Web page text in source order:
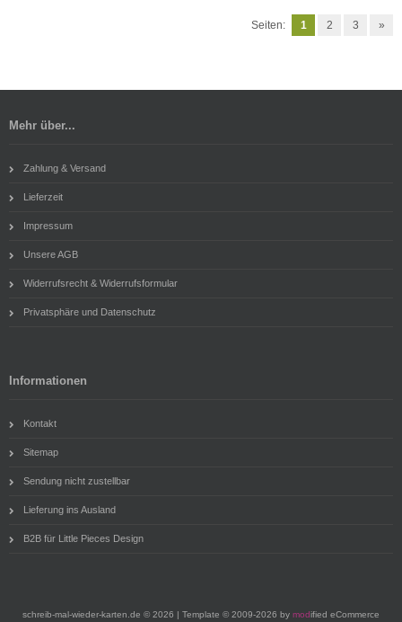
Seiten: 1 2 3 »
Mehr über...
Zahlung & Versand
Lieferzeit
Impressum
Unsere AGB
Widerrufsrecht & Widerrufsformular
Privatsphäre und Datenschutz
Informationen
Kontakt
Sitemap
Sendung nicht zustellbar
Lieferung ins Ausland
B2B für Little Pieces Design
schreib-mal-wieder-karten.de © 2026 | Template © 2009-2026 by modified eCommerce